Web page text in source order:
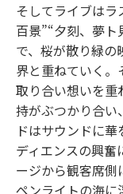
そしてライブは
百景”“夕刻、夢
で、桜が散り緑
界と重ねていく
取り合い想いを重
持がぶつかり合い
ドはサウンドに
ディエンスの興
ージから観客席